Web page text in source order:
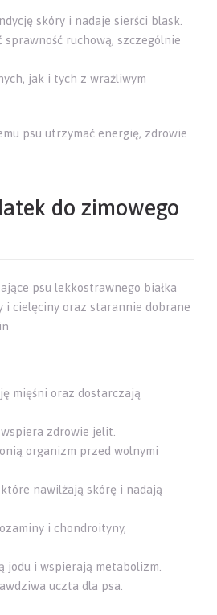
skóry i nadaje sierści blask.
ruchową, szczególnie
jak i tych z wrażliwym
psu utrzymać energię, zdrowie
do zimowego
psu lekkostrawnego białka
i cielęciny oraz starannie dobrane
mięśni oraz dostarczają
zdrowie jelit.
organizm przed wolnymi
nawilżają skórę i nadają
i chondroityny,
jodu i wspierają metabolizm.
uczta dla psa.